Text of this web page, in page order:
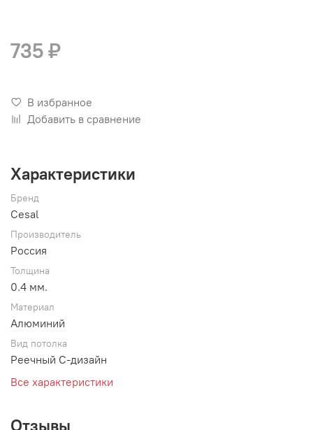
735 ₽
В избранное
Добавить в сравнение
Характеристики
Бренд
Cesal
Производитель
Россия
Толщина
0.4 мм.
Материал
Алюминий
Вид потолка
Реечный С-дизайн
Все характеристики
Отзывы